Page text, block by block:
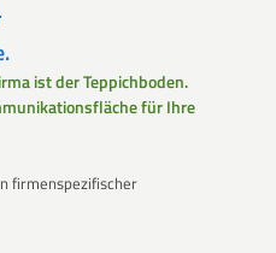
ist der Teppichboden.
für Ihre
firmenspezifischer